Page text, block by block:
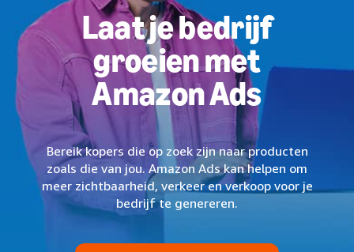
Laat je bedrijf
groeien met
Amazon Ads
Bereik kopers die op zoek zijn naar producten
zoals die van jou. Amazon Ads kan helpen om
meer zichtbaarheid, verkeer en verkoop voor je
bedrijf te genereren.